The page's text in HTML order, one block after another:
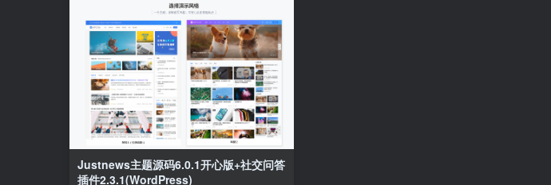
Justnews主题源码6.0.1开心版+社交问答
插件2.3.1(WordPress)